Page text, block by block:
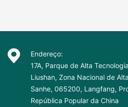
Endereço:
17A, Parque de Alta
Liushan, Zona Nacional de
Sanhe, 065200, Langfang,
República Popular da China